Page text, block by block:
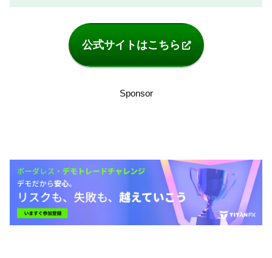
公式サイトはこちら
Sponsor